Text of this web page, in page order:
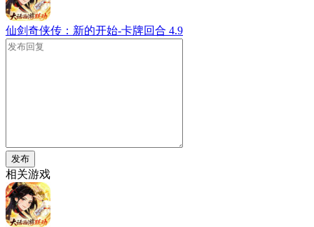
仙剑奇侠传：新的开始-卡牌回合 4.9
发布
相关游戏